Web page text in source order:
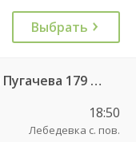
Выбрать
Саратов АВ Центральный ул им Пугачева 179 А — Красный Кут (ул Рабочая 125 А) 622
18:50
Лебедевка с. пов.